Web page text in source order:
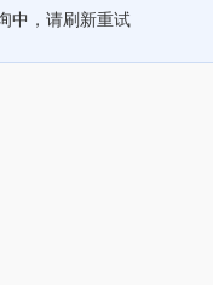
中，请刷新重试